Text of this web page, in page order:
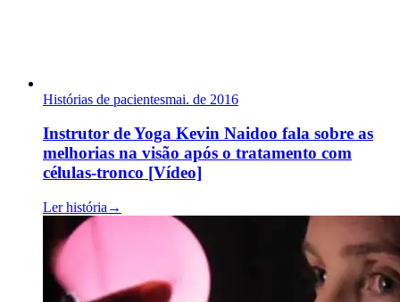
Histórias de pacientesmai. de 2016
Instrutor de Yoga Kevin Naidoo fala sobre as
melhorias na visão após o tratamento com
células-tronco [Vídeo]
Ler história →